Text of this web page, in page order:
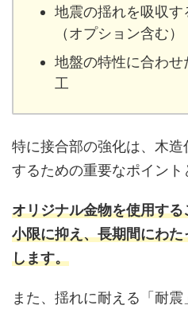
地震の揺れを吸収す
（オプション含む）
地盤の特性に合わ
工
特に接合部の強化は、木
するための重要なポイント
オリジナル金物を使用す
小限に抑え、長期間にわ
します。
また、揺れに耐える「耐